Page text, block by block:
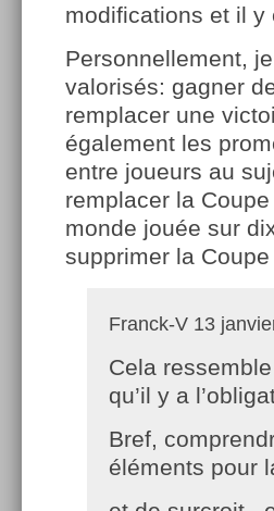
modifications et il y
Personnellement,
valorisés: gagner
remplacer une
également les
entre joueurs au
remplacer la
monde jouée sur
supprimer la
Franck-V 13
Cela
qu’il y a
Bref,
éléments pour